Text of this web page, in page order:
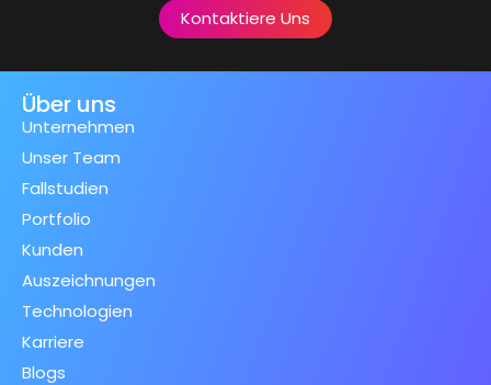
Kontaktiere Uns
Über uns
Unternehmen
Unser Team
Fallstudien
Portfolio
Kunden
Auszeichnungen
Technologien
Karriere
Blogs